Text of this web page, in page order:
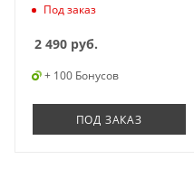
Под заказ
2 490 руб.
+ 100 Бонусов
ПОД ЗАКАЗ